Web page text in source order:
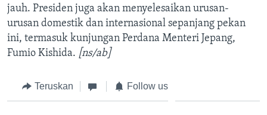
jauh. Presiden juga akan menyelesaikan urusan-
urusan domestik dan internasional sepanjang pekan
ini, termasuk kunjungan Perdana Menteri Jepang,
Fumio Kishida. [ns/ab]
Teruskan Follow us